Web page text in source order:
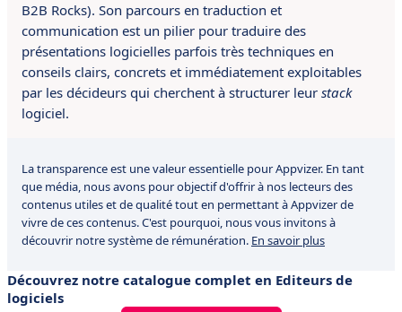
B2B Rocks). Son parcours en traduction et
communication est un pilier pour traduire des
présentations logicielles parfois très techniques en
conseils clairs, concrets et immédiatement exploitables
par les décideurs qui cherchent à structurer leur stack
logiciel.
La transparence est une valeur essentielle pour Appvizer. En tant
que média, nous avons pour objectif d'offrir à nos lecteurs des
contenus utiles et de qualité tout en permettant à Appvizer de
vivre de ces contenus. C'est pourquoi, nous vous invitons à
découvrir notre système de rémunération. En savoir plus
Découvrez notre catalogue complet en Editeurs de
logiciels